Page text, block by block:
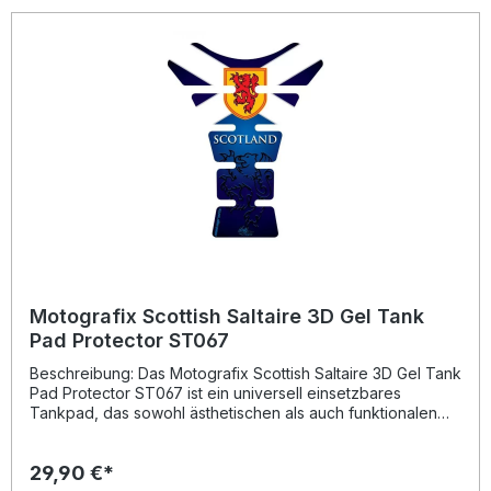
Blasenbildung oder Gelbstich Langlebiges Vinyl-Material
Hergestellt in England – offizielles, lizenziertes Produkt
Tank Pad Protector IOMTT05B Montageanleitung
Motografix Scottish Saltaire 3D Gel Tank
Pad Protector ST067
Beschreibung: Das Motografix Scottish Saltaire 3D Gel Tank
Pad Protector ST067 ist ein universell einsetzbares
Tankpad, das sowohl ästhetischen als auch funktionalen
Motorradtanks und schützt zuverlässig vor Kratzern,
29,90 €*